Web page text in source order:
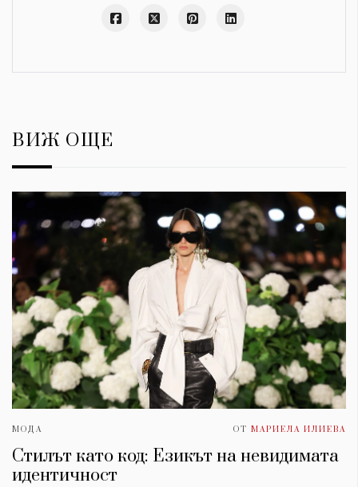
ВИЖ ОЩЕ
МОДА ОТ МАРИЕЛА ИЛИЕВА
Стилът като код: Езикът на невидимата
идентичност